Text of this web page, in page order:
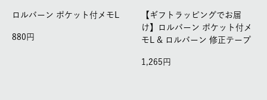
ロルバーン ポケット付メモL
880
【ギフトラッピングでお届
け】ロルバーン ポケット付メ
モL & ロルバーン 修正テープ
1,265